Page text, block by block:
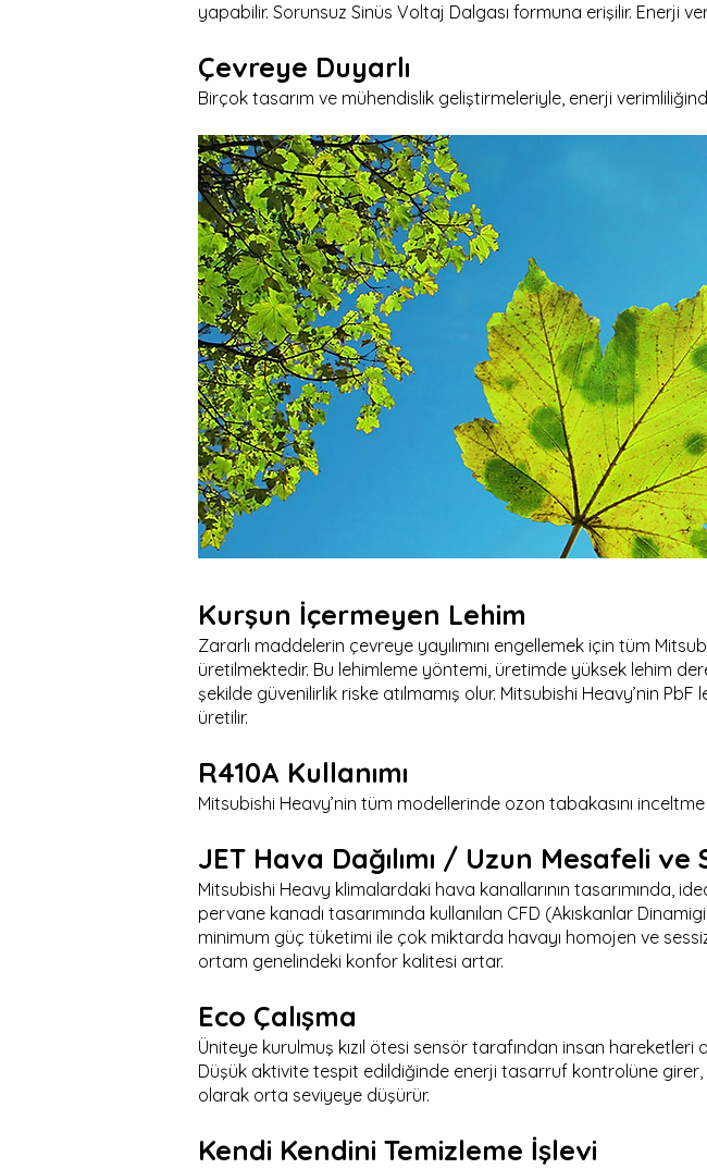
yapabilir. Sorunsuz Sinüs Voltaj Dalgası formuna erişilir. Enerji
Çevreye Duyarlı
Birçok tasarım ve mühendislik geliştirmeleriyle, enerji
Kurşun İçermeyen Lehim
Zararlı maddelerin çevreye yayılımını engellemek için tüm
üretilmektedir. Bu lehimleme yöntemi, üretimde yüksek lehim
şekilde güvenilirlik riske atılmamış olur. Mitsubishi Heavy’nin
üretilir.
R410A Kullanımı
Mitsubishi Heavy’nin tüm modellerinde ozon tabakasını inceltme
JET Hava Dağılımı / Uzun Mesafeli ve
Mitsubishi Heavy klimalardaki hava kanallarının tasarımında,
pervane kanadı tasarımında kullanılan CFD (Akıskanlar
minimum güç tüketimi ile çok miktarda havayı homojen ve
ortam genelindeki konfor kalitesi artar.
Eco Çalışma
Üniteye kurulmuş kızıl ötesi sensör tarafından insan hareketleri
Düşük aktivite tespit edildiğinde enerji tasarruf kontrolüne
olarak orta seviyeye düşürür.
Kendi Kendini Temizleme İşlevi